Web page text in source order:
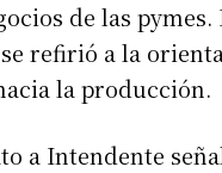
de las
refirió a la
la producción.
a Intendente